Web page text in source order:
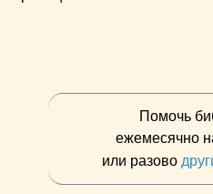
Помочь
ежемесячно
или разово